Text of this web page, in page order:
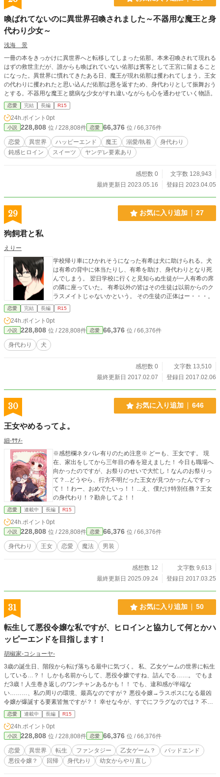
喚ばれてないのに異世界召喚されました～不器用な魔王と身
代わり少女～
浅海 景
一冊の本をきっかけに異世界へと転移してしまった佑那。本来召喚されて現れる
はずの救世主だが、誰からも喚ばれていない佑那は賓客として王宮に留まること
になった。異世界に慣れてきたある日、魔王が現れ佑那は攫われてしまう。王女
の代わりに攫われたと思い込んだ佑那は恩を返すため、身代わりとして振舞おう
とする。不器用な魔王と臆病な少女がすれ違いながらも心を通わせていく物語。
恋愛 完結 長編 R15
24h.ポイント 0pt
小説 228,808 位 / 228,808件 恋愛 66,376 位 / 66,376件
恋愛 異世界 ハッピーエンド 魔王 溺愛/執着
身代わり
鈍感ヒロイン
スイーツ ヤンデレ要素あり
感想数 0
文字数 128,943
最終更新日 2023.05.16
登録日 2023.04.05
29 お気に入り追加 27
狗飼君と私
えりー
学校帰り車にひかれそうになった有希は犬に助けられる。犬
は有希の背中に体当たりし、有希を助け、身代わりとなり死
んでしまう。 翌日学校に行くと見知らぬ生徒が一人有希の席
の隣に座っていた。 有希以外の皆はその生徒は以前からのク
ラスメイトじゃないかという。 その生徒の正体はー・・・。
恋愛 完結 長編 R15
24h.ポイント 0pt
小説 228,808 位 / 228,808件 恋愛 66,376 位 / 66,376件
身代わり 犬
感想数 0
文字数 13,510
最終更新日 2017.02.07
登録日 2017.02.06
30 お気に入り追加 646
王女やめるってよ。
細-ｻｻﾒ-
※感想欄ネタバレ有りのため注意※ どーも、王女です。 現
在、家出をしてから三年目の春を迎えました！ 今日も職場へ
向かったのですが、お祭りのせいで大忙し！なんのお祭りっ
て？...どうやら、行方不明だった王女が見つかったんですっ
て！！わー、おめでたいっ！！ ...え、僕だけ特別任務？王女
の身代わり！？勘弁してよ！！
恋愛 連載中 長編 R15
24h.ポイント 0pt
小説 228,808 位 / 228,808件 恋愛 66,376 位 / 66,376件
身代わり 王女 恋愛 魔法 男装
感想数 12
文字数 9,613
最終更新日 2025.09.24
登録日 2017.03.25
31 お気に入り追加 50
転生して悪役令嬢な私ですが、ヒロインと協力して何とかハ
ッピーエンドを目指します！
胡椒家-コショーヤ-
3歳の誕生日、階段から転げ落ちる最中に気づく。 私、乙女ゲームの世界に転生
している…？！ しかも名前からして、悪役令嬢ですね、詰んでる……。 でもま
だ3歳！人生巻き返しのワンチャンあるかも！！ でも、違和感が半端な
い………、私の周りの環境、最高なのですが？ 悪役令嬢→ラスボスになる最凶
令嬢が爆誕する要素皆無ですが？！ 幸せな今が、すでにフラグなのでは？ 不安
は絶えないですが手探りで出来ることからコツコツと、取り敢えず、頑張りま
す！！
恋愛 連載中 長編 R15
24h.ポイント 0pt
小説 228,808 位 / 228,808件 恋愛 66,376 位 / 66,376件
恋愛 異世界 転生 ファンタジー 乙女ゲーム？
バッドエンド
悪役令嬢？
回帰 身代わり 幼女からやり直し